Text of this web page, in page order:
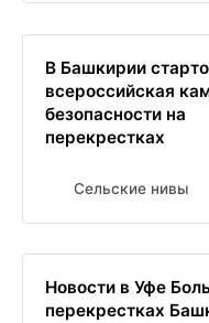
повышения культуры
В Башкирии
всероссийская
безопасности на
перекрестках
Сельские нивы
Новости в Уфе
перекрестках